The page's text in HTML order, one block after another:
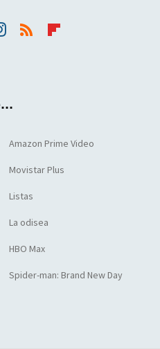
Amazon Prime Video
Movistar Plus
Listas
La odisea
HBO Max
Spider-man: Brand New Day